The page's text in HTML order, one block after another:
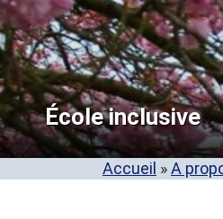
École inclusive
Accueil »A